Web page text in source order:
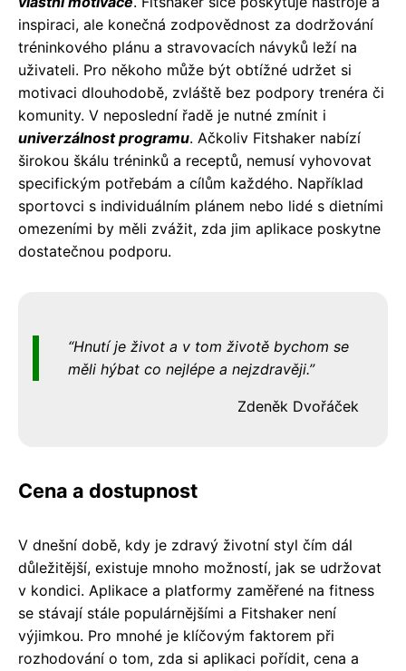
inspiraci, ale konečná zodpovědnost za dodržování
tréninkového plánu a stravovacích návyků leží na
uživateli. Pro někoho může být obtížné udržet si
motivaci dlouhodobě, zvláště bez podpory trenéra či
komunity. V neposlední řadě je nutné zmínit i
univerzálnost programu. Ačkoliv Fitshaker nabízí
širokou škálu tréninků a receptů, nemusí vyhovovat
specifickým potřebám a cílům každého. Například
sportovci s individuálním plánem nebo lidé s dietními
omezeními by měli zvážit, zda jim aplikace poskytne
dostatečnou podporu.
Hnutí je život a v tom životě bychom se
měli hýbat co nejlépe a nejzdravěji.
Zdeněk Dvořáček
Cena a dostupnost
V dnešní době, kdy je zdravý životní styl čím dál
důležitější, existuje mnoho možností, jak se udržovat
v kondici. Aplikace a platformy zaměřené na fitness
se stávají stále populárnějšími a Fitshaker není
výjimkou. Pro mnohé je klíčovým faktorem při
rozhodování o tom, zda si aplikaci pořídit, cena a